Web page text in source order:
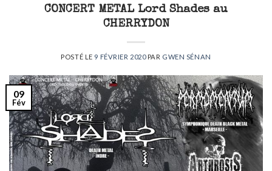
CONCERT METAL Lord Shades au
CHERRYDON
POSTÉ LE 9 FÉVRIER 2020PAR GWEN SÉNAN
09
Fév